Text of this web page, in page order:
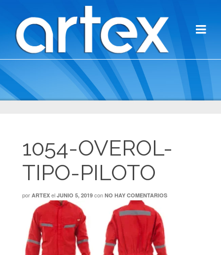
1054-OVEROL-
TIPO-PILOTO
por ARTEX el JUNIO 5, 2019 con NO HAY COMENTARIOS